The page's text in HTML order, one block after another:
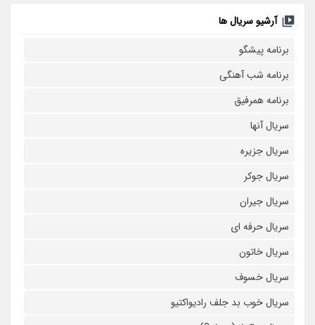
آرشیو سریال ها
برنامه پیشگو
برنامه شب آهنگی
برنامه همرفیق
سریال آنها
سریال جزیره
سریال جوکر
سریال جیران
سریال حرفه ای
سریال خاتون
سریال خسوف
سریال خوب بد جلف رادیواکتیو